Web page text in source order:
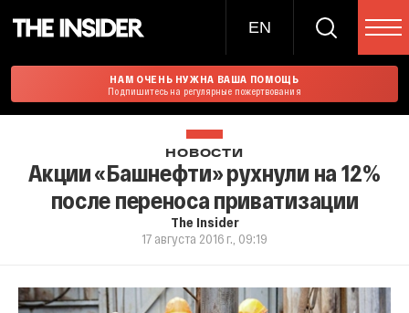
EN
НАМ ОЧЕНЬ НУЖНА ВАША ПОМОЩЬ
Подпишитесь на регулярные пожертвования
НОВОСТИ
Акции «Башнефти» рухнули на 12%
после переноса приватизации
The Insider
17 августа 2016 г., 09:19